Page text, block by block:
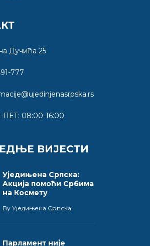
Дучића 25
777
08:00-16:00
ВИЈЕСТИ
Уједињена Српска:
Aкција помоћи Србима
на Космету
By Уједињена Српска
Парламент није